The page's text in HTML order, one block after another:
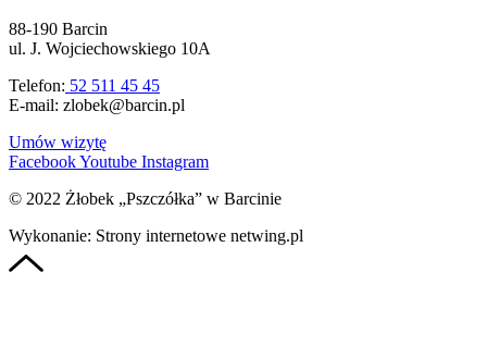
88-190 Barcin
ul. J. Wojciechowskiego 10A
Telefon: 52 511 45 45
E-mail: zlobek@barcin.pl
Umów wizytę
FacebookYoutube Instagram
© 2022 Żłobek „Pszczółka” w Barcinie
Wykonanie: Strony internetowe netwing.pl